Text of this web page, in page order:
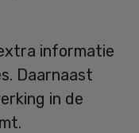
informatie
Daarnaast
in de